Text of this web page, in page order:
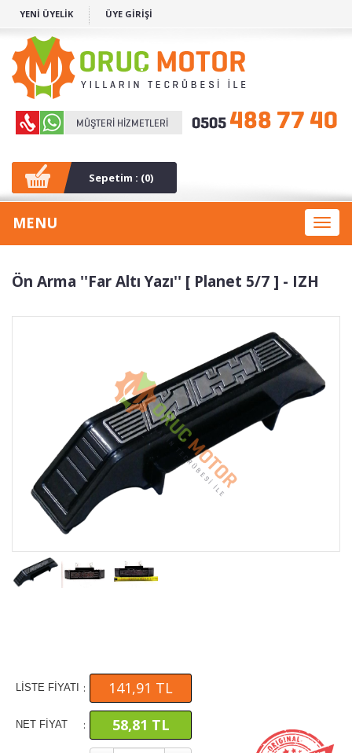
YENİ ÜYELİK ÜYE GİRİŞİ
Sepetim : (0)
Toggle
MENU
Ön Arma ''Far Altı Yazı'' [ Planet 5/7 ] - IZH
LİSTE FİYATI : 141,91 TL
NET FİYAT : 58,81 TL